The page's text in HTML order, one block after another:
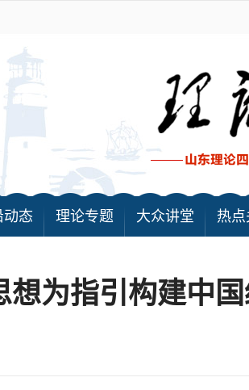
动态 理论专题 大众讲堂 热点
想为指引构建中